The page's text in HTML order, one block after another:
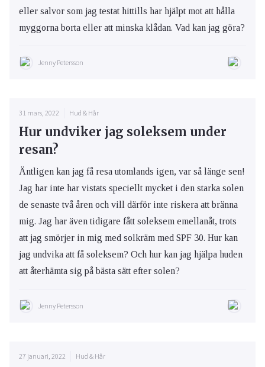
eller salvor som jag testat hittills har hjälpt mot att hålla
myggorna borta eller att minska klådan. Vad kan jag göra?
Jenny Petersson
31 mars, 2022 Hud & Hår
Hur undviker jag soleksem under
resan?
Äntligen kan jag få resa utomlands igen, var så länge sen!
Jag har inte har vistats speciellt mycket i den starka solen
de senaste två åren och vill därför inte riskera att bränna
mig. Jag har även tidigare fått soleksem emellanåt, trots
att jag smörjer in mig med solkräm med SPF 30. Hur kan
jag undvika att få soleksem? Och hur kan jag hjälpa huden
att återhämta sig på bästa sätt efter solen?
Jenny Petersson
27 januari, 2022 Hud & Hår